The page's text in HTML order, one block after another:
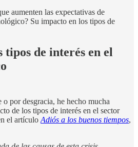
aumenten las expectativas de
Su impacto en los tipos de
de interés en el
o por desgracia, he hecho mucha
de los tipos de interés en el sector
el artículo Adiós a los buenos tiempos,